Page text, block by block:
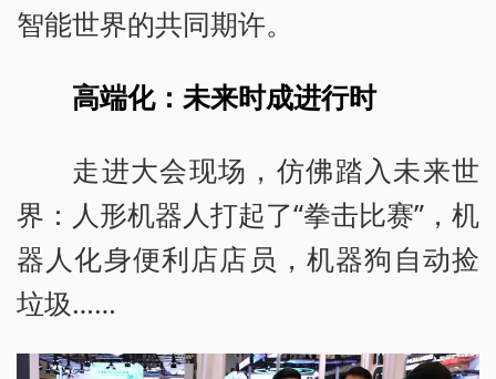
智能世界的共同期许。
高端化：未来时成进行时
走进大会现场，仿佛踏入未来世
界：人形机器人打起了“拳击比赛”，机
器人化身便利店店员，机器狗自动捡
垃圾……